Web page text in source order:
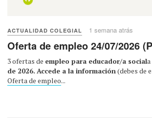
ACTUALIDAD COLEGIAL 1 semana atrás
Oferta de empleo 24/07/2026
3 ofertas de empleo para educador/a social
de 2026. Accede a la información(debes de
Oferta de empleo...